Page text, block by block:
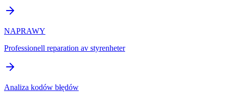
NAPRAWY
Professionell reparation av styrenheter
Analiza kodów błędów